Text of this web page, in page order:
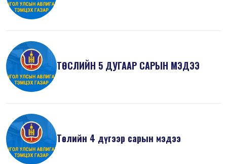
ТӨСЛИЙН 5 ДУГААР САРЫН МЭДЭЭ
Төслийн 4 дүгээр сарын мэдээ